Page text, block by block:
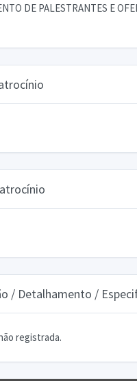
DE PALESTRANTES E
/ Detalhamento /
registrada.